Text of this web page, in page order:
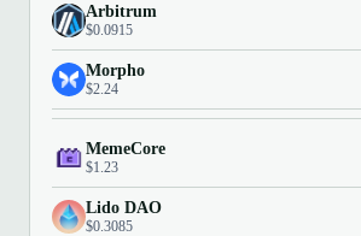
Arbitrum
$0.0915
Morpho
$2.24
MemeCore
$1.23
Lido DAO
$0.3085